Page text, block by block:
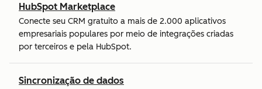
HubSpot Marketplace
Conecte seu CRM gratuito a mais de 2.000 aplicativos
empresariais populares por meio de integrações criadas
por terceiros e pela HubSpot.
Sincronização de dados